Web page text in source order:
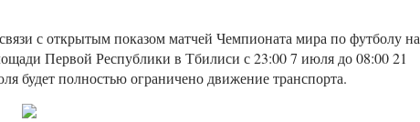
с открытым показом матчей Чемпионата мира по футболу на
Первой Республики в Тбилиси с 23:00 7 июля до 08:00 21
будет полностью ограничено движение транспорта.